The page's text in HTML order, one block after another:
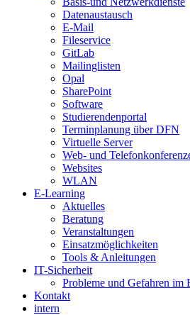
Datenaustausch
E-Mail
Fileservice
GitLab
Mailinglisten
Opal
SharePoint
Software
Studierendenportal
Terminplanung über DFN
Virtuelle Server
Web- und
Websites
WLAN
E-Learning
Aktuelles
Beratung
Veranstaltungen
Einsatzmöglichkeiten
Tools & Anleitungen
IT-Sicherheit
Probleme und Gefahren im
Kontakt
intern